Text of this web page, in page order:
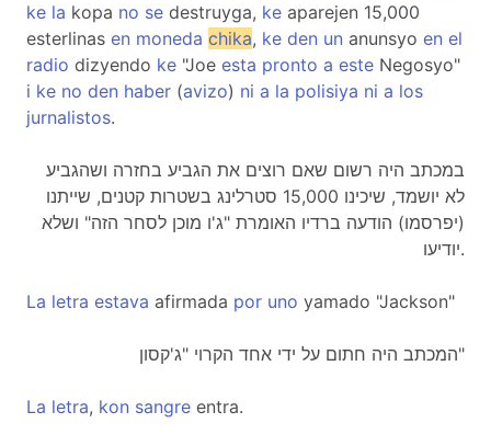
ke la kopa no se destruyga, ke aparejen 15,000
esterlinas en moneda chika, ke den un anunsyo en el
radio dizyendo ke "Joe esta pronto a este Negosyo"
i ke no den haber (avizo) ni a la polisiya ni a los
jurnalistos.
במכתב היה רשום שאם רוצים את הגביע בחזרה ושהגביע
לא יושמד, שיכינו 15,000 סטרלינג בשטרות קטנים, שייתנו
(יפרסמו) הודעה ברדיו האומרת "ג'ו מוכן לסחר הזה" ושלא
יודיעו.
La letra estava afirmada por uno yamado "Jackson"
המכתב היה חתום על ידי אחד הקרוי "ג'קסון"
La letra, kon sangre entra.